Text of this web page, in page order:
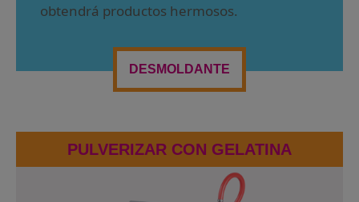
obtendrá productos hermosos.
DESMOLDANTE
PULVERIZAR CON GELATINA